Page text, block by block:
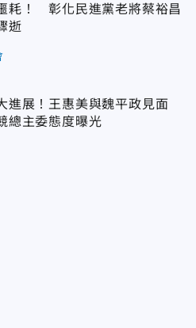
耗！ 彰化民進黨老將蔡裕昌
逝
進展！王惠美與魏平政見面
主委態度曝光